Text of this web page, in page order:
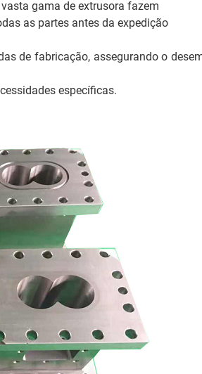
gama de extrusora fazem
as partes antes da expedição
de fabricação, assegurando o
específicas.